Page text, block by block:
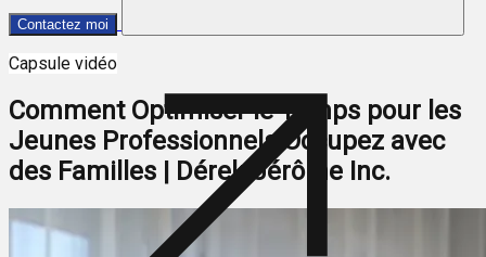
Contactez moi
Capsule vidéo
Comment Optimiser le Temps pour les
Jeunes Professionnels Occupez avec
des Familles | Dérek Jérôme Inc.